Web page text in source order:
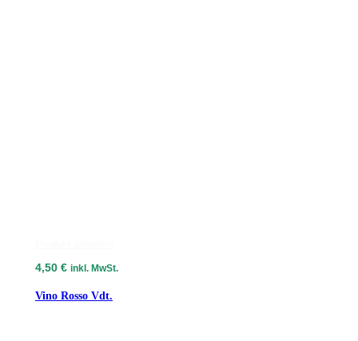
4,50 € inkl. MwSt.
Vino Rosso Vdt.